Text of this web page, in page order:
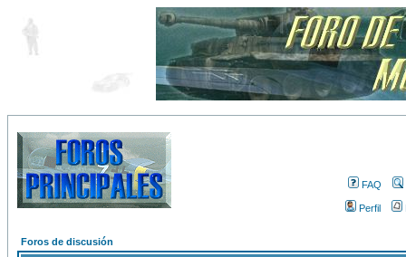
FAQ
Perfil
Foros de discusión